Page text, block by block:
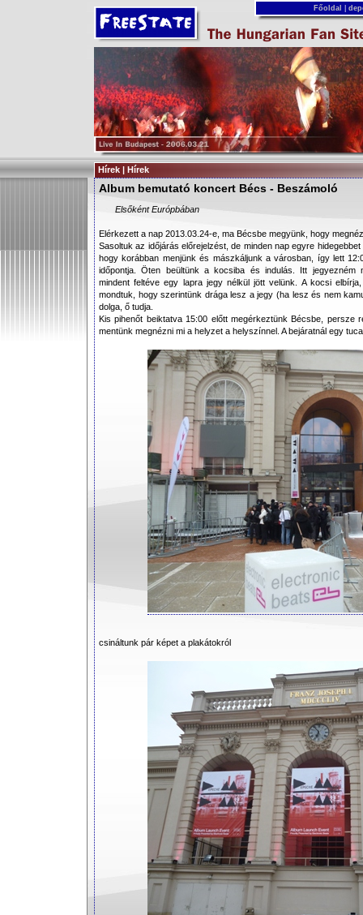
Főoldal
Hírek | Hírek
Album bemutató koncert Bécs - Beszámoló
Elsőként Európbában
Elérkezett a nap 2013.03.24-e, ma Bécsbe megyünk, hogy
Sasoltuk az időjárás előrejelzést, de minden nap egyre
hogy korábban menjünk és mászkáljunk a városban, így lett
időpontja. Öten beültünk a kocsiba és indulás. Itt jegyezném
mindent feltéve egy lapra jegy nélkül jött velünk. A kocsi
mondtuk, hogy szerintünk drága lesz a jegy (ha lesz és nem
dolga, ő tudja.
Kis pihenőt beiktatva 15:00 előtt megérkeztünk Bécsbe,
mentünk megnézni mi a helyzet a helyszínnel. A bejáratnál egy
csináltunk pár képet a plakátokról